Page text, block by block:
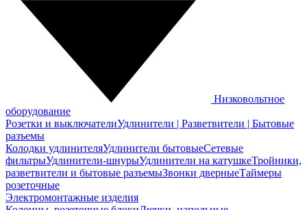
Низковольтное
оборудование
Розетки и выключателиУдлинители | Разветвители | Бытовые
разъемы
Колодки удлинителяУдлинители бытовыеСетевые
фильтрыУдлинители-шнурыУдлинители на катушкеТройники,
разветвители и бытовые разъемыЗвонки дверныеТаймеры
розеточные
Электромонтажные изделия